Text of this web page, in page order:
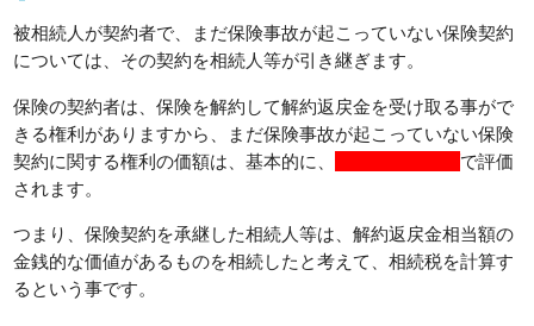
被相続人が契約者で、まだ保険事故が起こっていない保険契約
については、その契約を相続人等が引き継ぎます。
保険の契約者は、保険を解約して解約返戻金を受け取る事がで
きる権利がありますから、まだ保険事故が起こっていない保険
契約に関する権利の価額は、基本的に、
解約返戻金の額で評価
されます。
つまり、保険契約を承継した相続人等は、解約返戻金相当額の
金銭的な価値があるものを相続したと考えて、相続税を計算す
るという事です。